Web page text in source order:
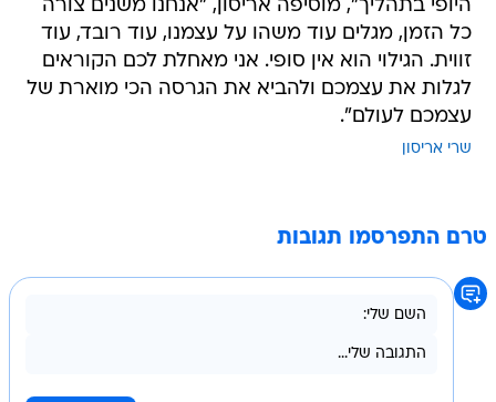
היופי בתהליך", מוסיפה אריסון, "אנחנו משנים צורה
כל הזמן, מגלים עוד משהו על עצמנו, עוד רובד, עוד
זווית. הגילוי הוא אין סופי. אני מאחלת לכם הקוראים
לגלות את עצמכם ולהביא את הגרסה הכי מוארת של
עצמכם לעולם".
שרי אריסון
טרם התפרסמו תגובות